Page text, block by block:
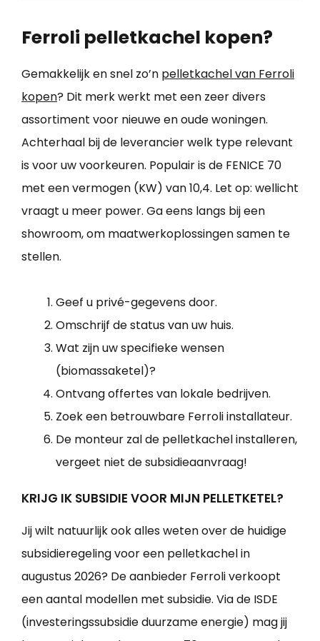
Ferroli pelletkachel kopen?
Gemakkelijk en snel zo’n pelletkachel van Ferroli
kopen? Dit merk werkt met een zeer divers
assortiment voor nieuwe en oude woningen.
Achterhaal bij de leverancier welk type relevant
is voor uw voorkeuren. Populair is de FENICE 70
met een vermogen (KW) van 10,4. Let op: wellicht
vraagt u meer power. Ga eens langs bij een
showroom, om maatwerkoplossingen samen te
stellen.
Geef u privé-gegevens door.
Omschrijf de status van uw huis.
Wat zijn uw specifieke wensen
(biomassaketel)?
Ontvang offertes van lokale bedrijven.
Zoek een betrouwbare Ferroli installateur.
De monteur zal de pelletkachel installeren,
vergeet niet de subsidieaanvraag!
KRIJG IK SUBSIDIE VOOR MIJN PELLETKETEL?
Jij wilt natuurlijk ook alles weten over de huidige
subsidieregeling voor een pelletkachel in
augustus 2026? De aanbieder Ferroli verkoopt
een aantal modellen met subsidie. Via de ISDE
(investeringssubsidie duurzame energie) mag jij